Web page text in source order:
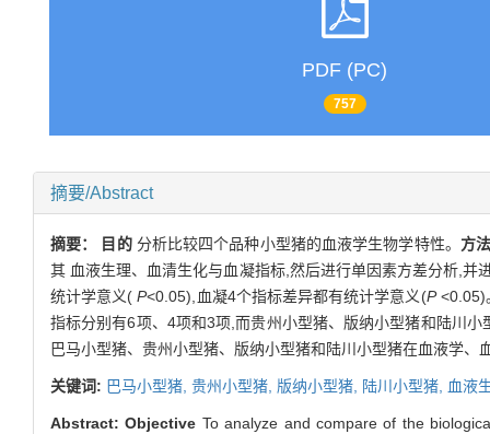
PDF (PC)
757
摘要/Abstract
摘要： 目的分析比较四个品种小型猪的血液学生物学特性。 方
其 血液生理、血清生化与血凝指标,然后进行单因素方差分析,并
统计学意义( P<0.05),血凝4个指标差异都有统计学意义(P<0.05)
指标分别有6项、4项和3项,而贵州小型猪、版纳小型猪和陆川
巴马小型猪、贵州小型猪、版纳小型猪和陆川小型猪在血液学
关键词: 巴马小型猪, 贵州小型猪, 版纳小型猪, 陆川小型猪, 血液
Abstract:Objective To analyze and compare of the